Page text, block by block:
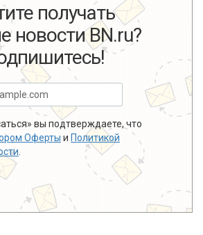
получать
новости BN.ru?
вы подтверждаете, что
Оферты и Политикой